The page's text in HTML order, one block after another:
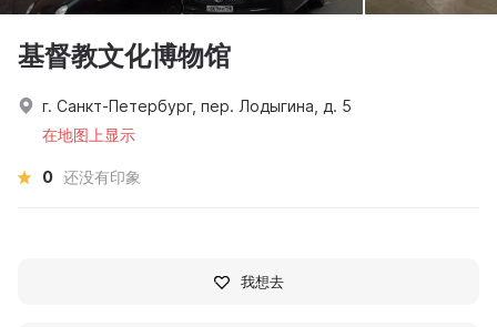
基督教文化博物馆
г. Санкт-Петербург, пер. Лодыгина, д. 5
在地图上显示
0 还没有印象
我想去